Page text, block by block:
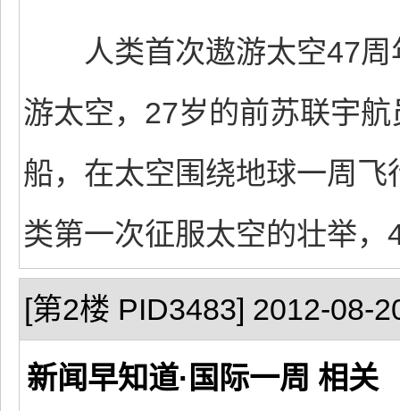
人类首次遨游太空47周
游太空，27岁的前苏联宇航
船，在太空围绕地球一周
类第一次征服太空的壮举，
[第2楼 PID3483] 2012-08-
新闻早知道·国际一周 相关